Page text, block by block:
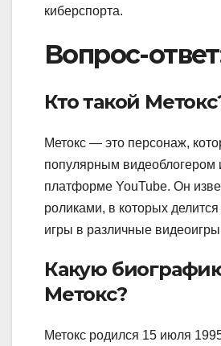
киберспорта.
Вопрос-
Кто такой
Метокс — это персонаж,
популярным видеоблогером
платформе YouTube. Он
роликами, в которых
игры в различные
Какую
Метокс?
Метокс родился 15 июля